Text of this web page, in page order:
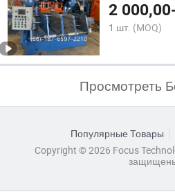
2 000,00
1 шт. (MOQ)
Просмотреть
Популярные Товары
Copyright © 2026 Focus